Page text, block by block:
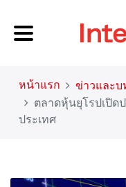
หน้าแรก ข่าวและบ
ตลาดหุ้นยุโรปเปิด
ประเทศ